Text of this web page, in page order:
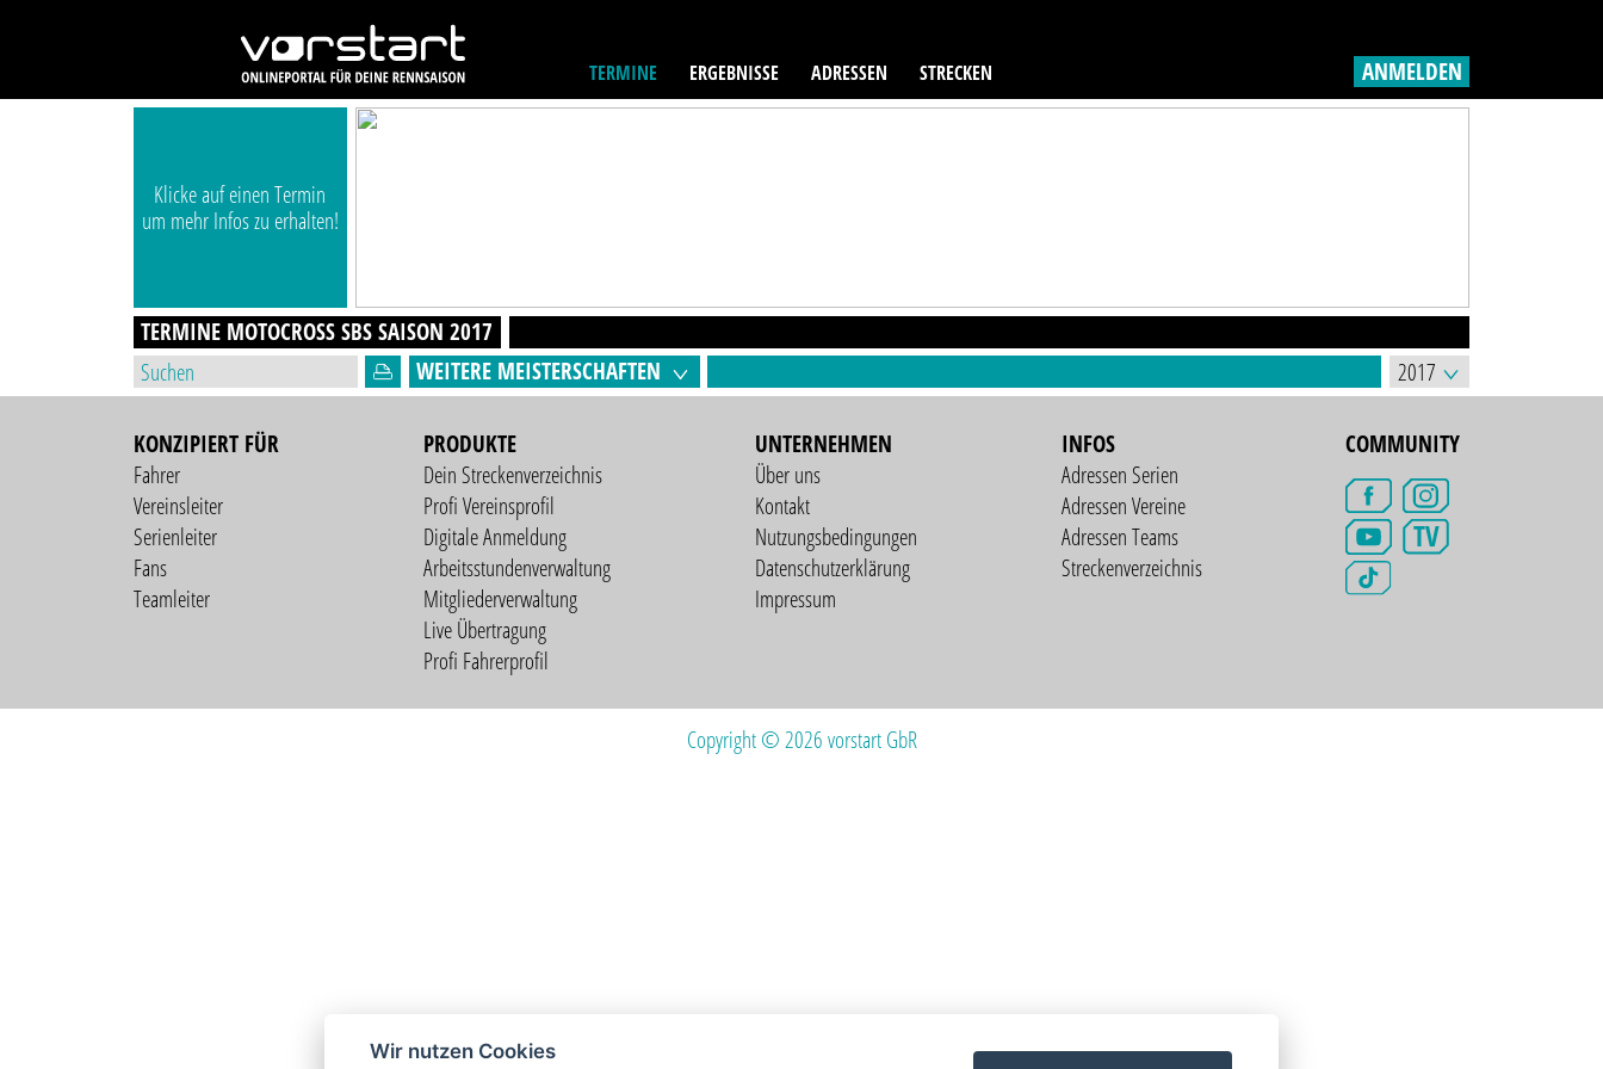
TERMINE ERGEBNISSE ADRESSEN STRECKEN ANMELDEN
Klicke auf einen Termin
um mehr Infos zu erhalten!
TERMINE MOTOCROSS SBSSAISON2017
WEITERE MEISTERSCHAFTEN
KONZIPIERT FÜR
Fahrer
Vereinsleiter
Serienleiter
Fans
Teamleiter
PRODUKTE
Dein Streckenverzeichnis
Profi Vereinsprofil
Digitale Anmeldung
Arbeitsstundenverwaltung
Mitgliederverwaltung
Live Übertragung
Profi Fahrerprofil
UNTERNEHMEN
Über uns
Kontakt
Nutzungsbedingungen
Datenschutzerklärung
Impressum
INFOS
Adressen Serien
Adressen Vereine
Adressen Teams
Streckenverzeichnis
COMMUNITY
TV
Copyright © 2026 vorstart GbR
Wir nutzen Cookies